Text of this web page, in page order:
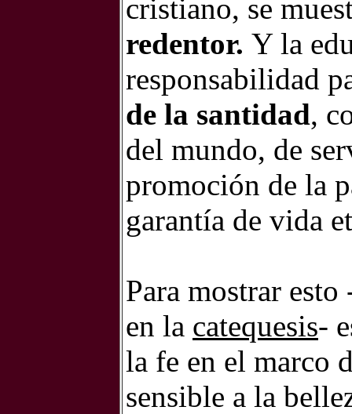
cristiano, se
redentor. Y la
responsabilidad
de la santidad,
del mundo, de
promoción de la
garantía de vida
Para mostrar
en la catequesis-
la fe en el marco
sensible a la